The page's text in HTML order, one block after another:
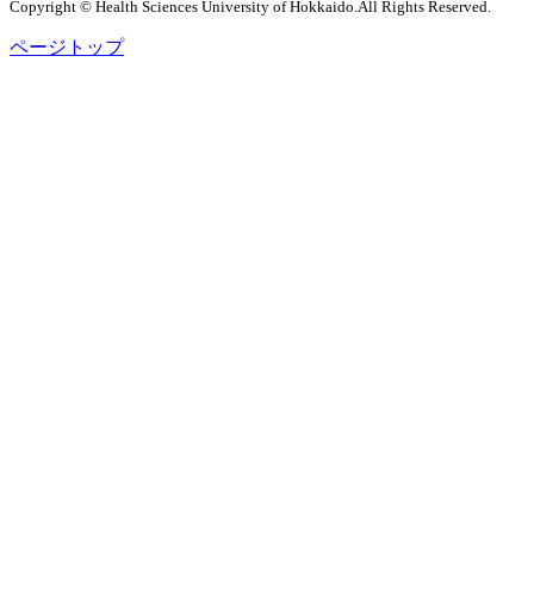
Copyright © Health Sciences University of Hokkaido.All Rights Reserved.
ページトップ